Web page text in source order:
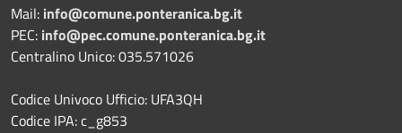
Mail: info@comune.ponteranica.bg.it
PEC: info@pec.comune.ponteranica.bg.it
Centralino Unico: 035.571026
Codice Univoco Ufficio: UFA3QH
Codice IPA: c_g853